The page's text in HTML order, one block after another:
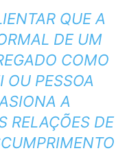
QUE A
DE UM
COMO
OU PESSOA
A
RELAÇÕES DE